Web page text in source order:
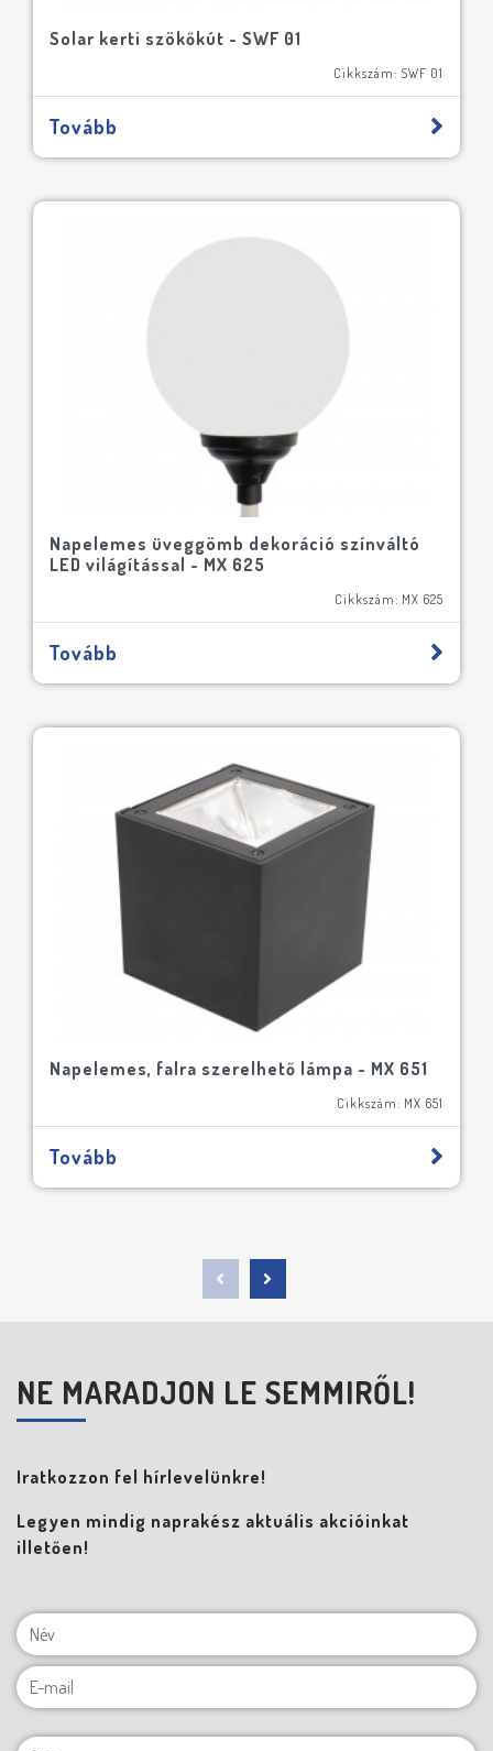
Solar kerti szökőkút - SWF 01
Cikkszám: SWF 01
Tovább
Napelemes üveggömb dekoráció színváltó
LED világítással - MX 625
Cikkszám: MX 625
Tovább
Napelemes, falra szerelhető lámpa - MX 651
Cikkszám: MX 651
Tovább
NE MARADJON LE SEMMIRŐL!
Iratkozzon fel hírlevelünkre!
Legyen mindig naprakész aktuális akcióinkat
illetően!